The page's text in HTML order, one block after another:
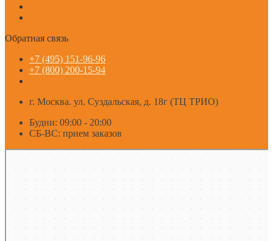
Обратная связь
+7 (495) 151-96-96
+7 (800) 200-15-94
г. Москва. ул. Суздальская, д. 18г (ТЦ ТРИО)
Будни: 09:00 - 20:00
СБ-ВС: прием заказов